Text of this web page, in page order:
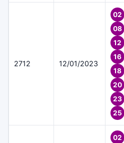
2712 12/01/2023
02
08
12
16
18
20
23
25
02